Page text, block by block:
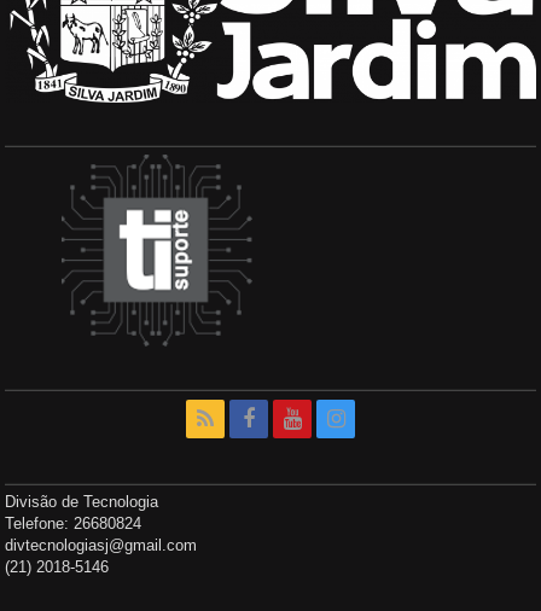
Divisão de Tecnologia
Telefone: 26680824
divtecnologiasj@gmail.com
(21) 2018-5146